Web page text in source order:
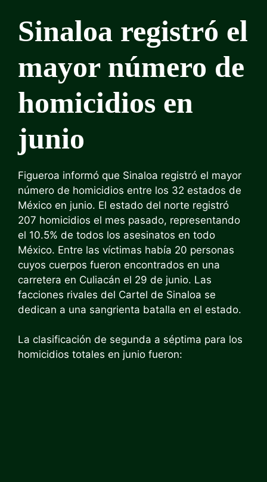
Sinaloa registró el
mayor número de
homicidios en
junio
Figueroa informó que Sinaloa registró el mayor
número de homicidios entre los 32 estados de
México en junio. El estado del norte registró
207 homicidios el mes pasado, representando
el 10.5% de todos los asesinatos en todo
México. Entre las víctimas había 20 personas
cuyos cuerpos fueron encontrados en una
carretera en Culiacán el 29 de junio. Las
facciones rivales del Cartel de Sinaloa se
dedican a una sangrienta batalla en el estado.
La clasificación de segunda a séptima para los
homicidios totales en junio fueron: